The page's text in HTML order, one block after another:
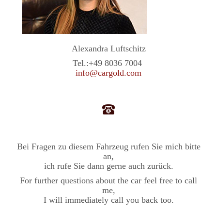
Alexandra Luftschitz
Tel.:+49 8036 7004
info@cargold.com
Bei Fragen zu diesem Fahrzeug rufen Sie mich bitte
an,
ich rufe Sie dann gerne auch zurück.
For further questions about the car feel free to call
me,
I will immediately call you back too.